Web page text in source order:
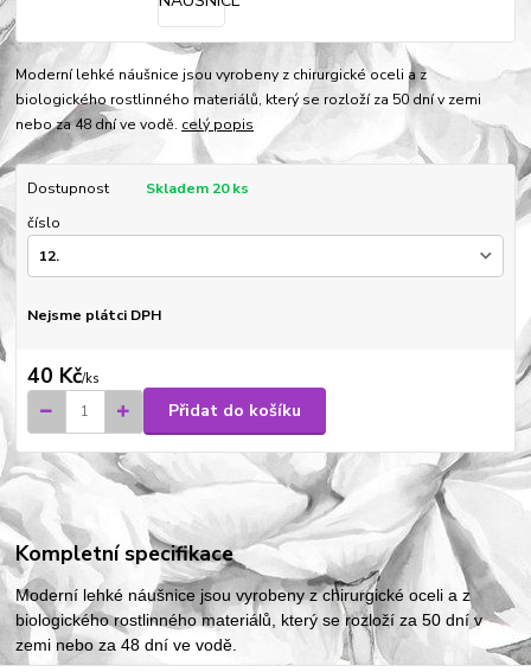
Moderní lehké náušnice jsou vyrobeny z chirurgické oceli a z
biologického rostlinného materiálů, který se rozloží za 50 dní v zemi
nebo za 48 dní ve vodě. celý popis
Dostupnost
Skladem 20 ks
číslo
Nejsme plátci DPH
40 Kč/ks
Přidat do košíku
Kompletní specifikace
Moderní lehké náušnice jsou vyrobeny z chirurgické oceli a z
biologického rostlinného materiálů, který se rozloží za 50 dní v
zemi nebo za 48 dní ve vodě.